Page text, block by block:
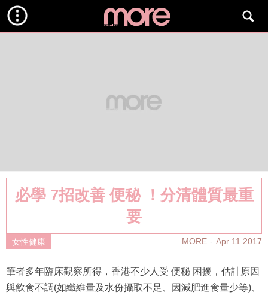
必學 7招改善 便秘 ！分清體質最重
要
女性健康 MORE Apr 11 2017
筆者多年臨床觀察所得，香港不少人受 便秘 困擾，估計原因
與飲食不調(如纖維量及水份攝取不足、因減肥進食量少等)、